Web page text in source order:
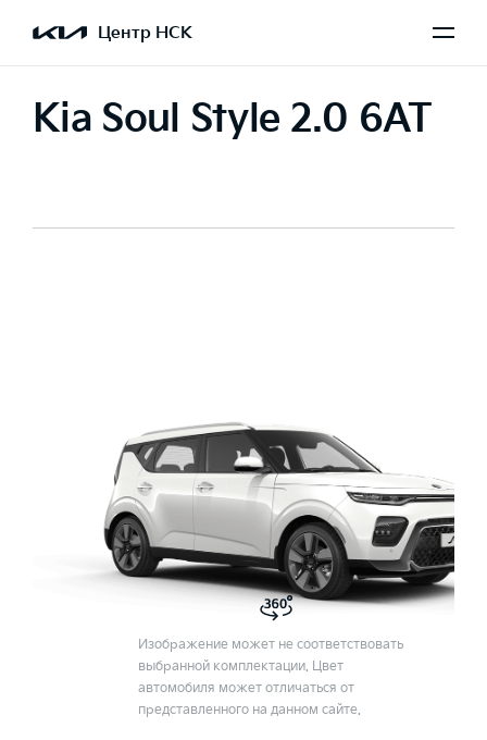
Центр НСК
Kia Soul Style 2.0 6AT
Изображение может не соответствовать
выбранной комплектации. Цвет
автомобиля может отличаться от
представленного на данном сайте.